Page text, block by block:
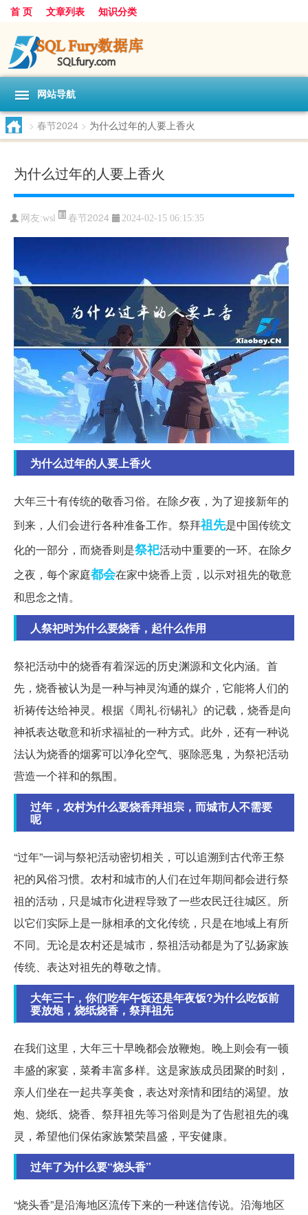
首 页 文章列表 知识分类
网站导航
> 春节2024 > 为什么过年的人要上香火
为什么过年的人要上香火
网友:wsl 春节2024 2024-02-15 06:15:35
为什么过年的人要上香火
大年三十有传统的敬香习俗。在除夕夜，为了迎接新年的
到来，人们会进行各种准备工作。祭拜祖先是中国传统文
化的一部分，而烧香则是祭祀活动中重要的一环。在除夕
之夜，每个家庭都会在家中烧香上贡，以示对祖先的敬意
和思念之情。
人祭祀时为什么要烧香，起什么作用
祭祀活动中的烧香有着深远的历史渊源和文化内涵。首
先，烧香被认为是一种与神灵沟通的媒介，它能将人们的
祈祷传达给神灵。根据《周礼·衍锡礼》的记载，烧香是向
神祇表达敬意和祈求福祉的一种方式。此外，还有一种说
法认为烧香的烟雾可以净化空气、驱除恶鬼，为祭祀活动
营造一个祥和的氛围。
过年，农村为什么要烧香拜祖宗，而城市人不需要
呢
“过年”一词与祭祀活动密切相关，可以追溯到古代帝王祭
祀的风俗习惯。农村和城市的人们在过年期间都会进行祭
祖的活动，只是城市化进程导致了一些农民迁往城区。所
以它们实际上是一脉相承的文化传统，只是在地域上有所
不同。无论是农村还是城市，祭祖活动都是为了弘扬家族
传统、表达对祖先的尊敬之情。
大年三十，你们吃年午饭还是年夜饭?为什么吃饭前
要放炮，烧纸烧香，祭拜祖先
在我们这里，大年三十早晚都会放鞭炮。晚上则会有一顿
丰盛的家宴，菜肴丰富多样。这是家族成员团聚的时刻，
亲人们坐在一起共享美食，表达对亲情和团结的渴望。放
炮、烧纸、烧香、祭拜祖先等习俗则是为了告慰祖先的魂
灵，希望他们保佑家族繁荣昌盛，平安健康。
过年了为什么要“烧头香”
“烧头香”是沿海地区流传下来的一种迷信传说。沿海地区